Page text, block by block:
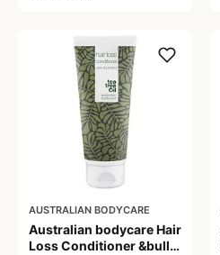
AUSTRALIAN BODYCARE
Australian bodycare Hair
Loss Conditioner &bull;